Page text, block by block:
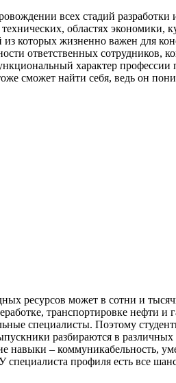
всех стадий разработки
областях экономики,
из которых жизненно важен для
ответственных сотрудников,
характер профессии
сможет найти себя, ведь он
ресурсов может в сотни и
транспортировке нефти и
специалисты. Поэтому
разбираются в
навыки – коммуникабельность,
специалиста профиля есть все